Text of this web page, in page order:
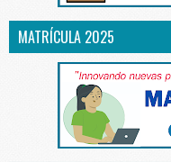
MATRÍCULA 2025